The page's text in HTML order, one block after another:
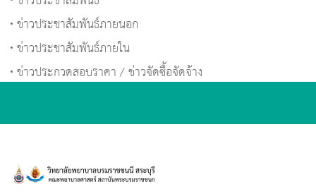
ข่าวประชาสัมพันธ์ภายนอก
ข่าวประชาสัมพันธ์ภายใน
ข่าวประกวดสอบราคา / ข่าวจัดซื้อจัดจ้าง